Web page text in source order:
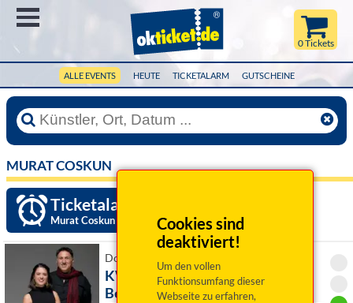
ALLE EVENTS HEUTE TICKETALARM GUTSCHEINE
0 Tickets
Cookies sind
deaktiviert!
Um den vollen
Funktionsumfang dieser
Webseite zu erfahren,
MURAT COSKUN
Ticketalarm einrichten »
Murat Coskun
Do 08. Oktober 2026 19:30 Uhr
KW 2026 - Duo Murat Coskun &
Beatriz Picas